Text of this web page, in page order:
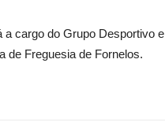
a cargo do Grupo Desportivo
de Freguesia de Fornelos.